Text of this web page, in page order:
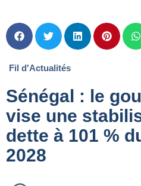
Fil d'Actualités
Sénégal : le
vise une
dette à 101 %
2028